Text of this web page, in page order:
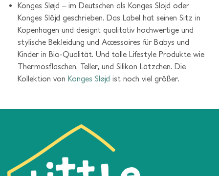
Konges Sløjd – im Deutschen als Konges Slojd oder
Konges Slöjd geschrieben. Das Label hat seinen Sitz in
Kopenhagen und designt qualitativ hochwertige und
stylische Bekleidung und Accessoires für Babys und
Kinder in Bio-Qualität. Und tolle Lifestyle Produkte wie
Thermosflaschen, Teller, und Silikon Lätzchen. Die
Kollektion von Konges Sløjd ist noch viel größer.